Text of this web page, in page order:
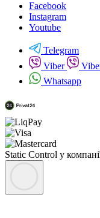
Facebook
Instagram
Youtube
Telegram
Viber
Whatsapp
Static Control у